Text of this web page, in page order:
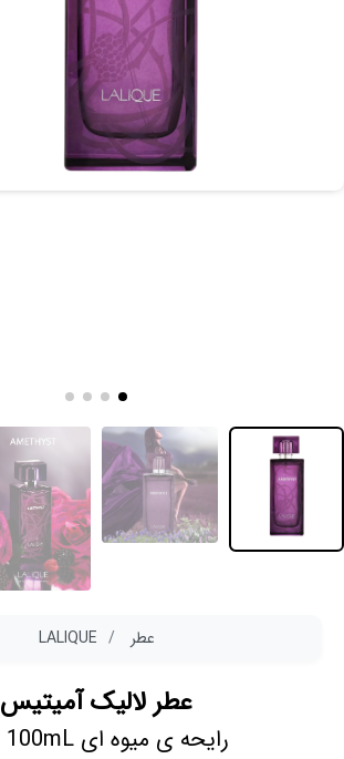
عطر LALIQUE
عطر لالیک آمیتیس
رایحه ی میوه ای edp 100mL